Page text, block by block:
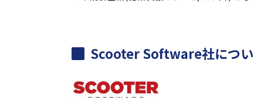
Scooter Software社につ